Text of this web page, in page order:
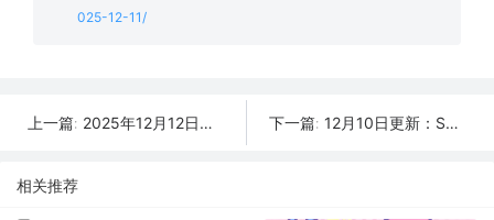
025-12-11/
上一篇: 2025年12月12日更新：28条SSR/V2Ray/Clash可用免费节点 下一篇: 12月10日更新：SSR/V2Ray/Clash可用节点40条分享
相关推荐